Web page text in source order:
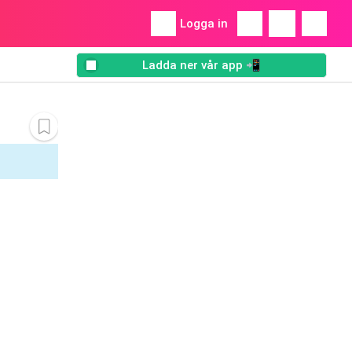
Logga in
Ladda ner vår app 📲